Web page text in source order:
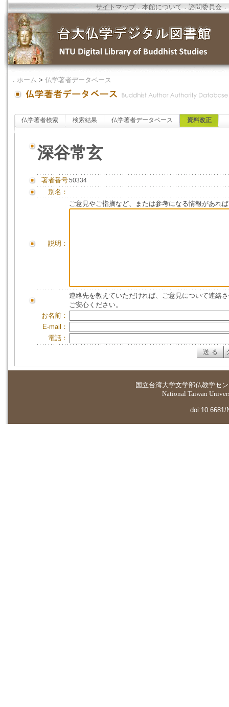
サイトマップ．本館について ．諮問委員会 ．
． ホーム > 仏学著者データベース
仏学著者検索 検索結果 仏学著者データベース 資料改正
深谷常玄
著者番号50334
別名：
説明：
ご意見やご指摘など、または参考になる情報があれ
連絡先を教えていただければ、ご意見について連絡
ご安心ください。
お名前：
E-mail：
電話：
国立台湾大学文学部仏教学セ
National Taiwan
doi:10.6681/